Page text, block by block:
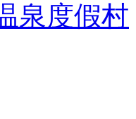
泉度假村